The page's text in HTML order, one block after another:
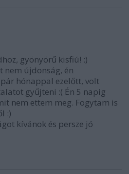
gyönyörű kisfiú! :)
nem újdonság, én
hónappal ezelőtt, volt
gyűjteni :( Én 5 napig
nem ettem meg. Fogytam is
:)
kívánok és persze jó